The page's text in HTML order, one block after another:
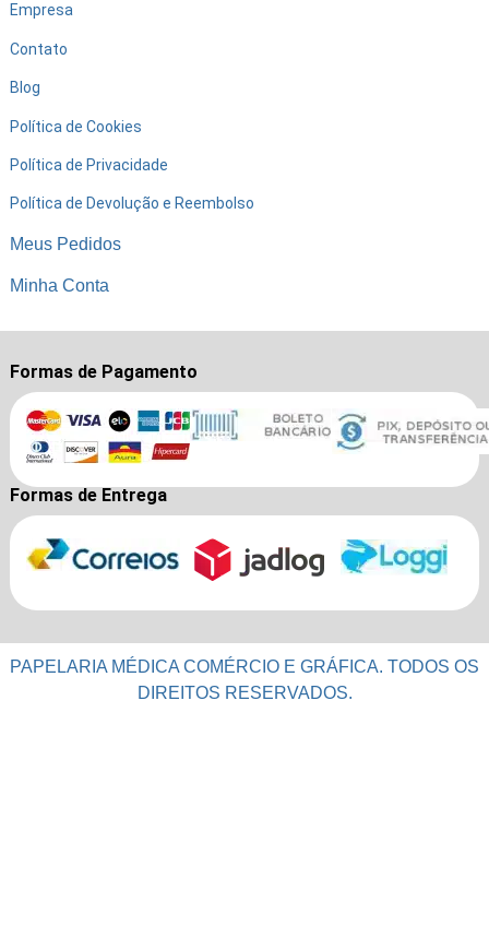
Empresa
Contato
Blog
Política de Cookies
Política de Privacidade
Política de Devolução e Reembolso
Meus Pedidos
Minha Conta
Formas de Pagamento
Formas de Entrega
PAPELARIA MÉDICA COMÉRCIO E GRÁFICA. TODOS OS
DIREITOS RESERVADOS.